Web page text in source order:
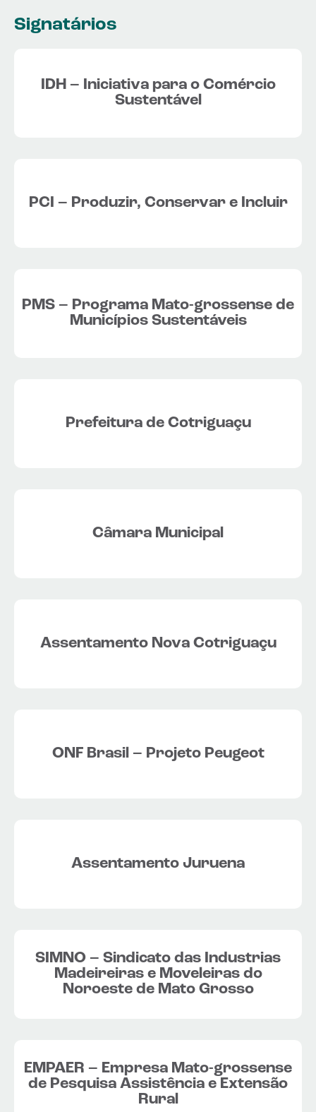
Signatários
IDH – Iniciativa para o Comércio
Sustentável
PCI – Produzir, Conservar e Incluir
PMS – Programa Mato-grossense de
Municípios Sustentáveis
Prefeitura de Cotriguaçu
Câmara Municipal
Assentamento Nova Cotriguaçu
ONF Brasil – Projeto Peugeot
Assentamento Juruena
SIMNO – Sindicato das Industrias
Madeireiras e Moveleiras do
Noroeste de Mato Grosso
EMPAER – Empresa Mato-grossense
de Pesquisa Assistência e Extensão
Rural